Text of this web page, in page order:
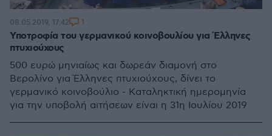
Υποτροφία του γερμανικού κοινοβουλίου για Έλληνες
πτυχιούχους
500 ευρώ μηνιαίως και δωρεάν διαμονή στο
Βερολίνο για Έλληνες πτυχιούχους, δίνει το
γερμανικό κοινοβούλιο - Καταληκτική ημερομηνία
για την υποβολή αιτήσεων είναι η 31η Ιουλίου 2019
08.05.2019, 17:42 1